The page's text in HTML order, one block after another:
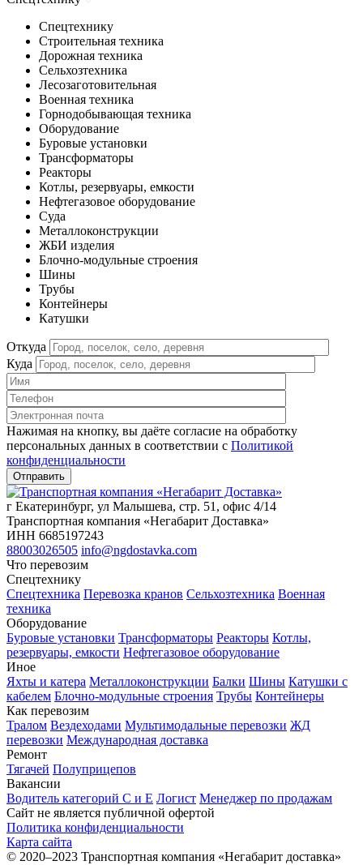
Спецтехнику
Строительная техника
Дорожная техника
Сельхозтехника
Лесозаготовительная
Военная техника
Горнодобывающая техника
Оборудование
Буровые установки
Трансформаторы
Реакторы
Котлы, резервуары, емкости
Нефтегазовое оборудование
Cуда
Металлоконструкции
ЖБИ изделия
Блочно-модульные строения
Шины
Трубы
Контейнеры
Катушки
Откуда
Куда
Нажимая на кнопку, вы даёте согласие на обработку
персональных данных в соответствии c Политикой
конфиденциальности
г Екатеринбург, ул Малышева, стр. 51, офис 4/14
Транспортная компания «Негабарит Доставка»
ИНН 6685197243
88003026505 info@ngdostavka.com
Что перевозим
Спецтехнику
Спецтехника Перевозка кранов Сельхозтехника Военная
техника
Оборудование
Буровые установки Трансформаторы Реакторы Котлы,
резервуары, емкости Нефтегазовое оборудование
Иное
Яхты и катера Металлоконструкции Балки Шины Катушки с
кабелем Блочно-модульные строения Трубы Контейнеры
Как перевозим
Тралом Вездеходами Мультимодальные перевозки ЖД
перевозки Международная доставка
Ремонт
Тягачей Полуприцепов
Вакансии
Водитель категорий С и Е Логист Менеджер по продажам
Сайт не является публичной офертой
Политика конфиденциальности
Карта сайта
© 2020–2023 Транспортная компания «Негабарит доставка»